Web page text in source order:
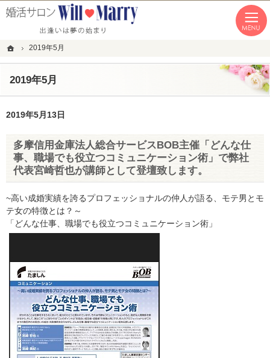
ホーム
2019年5月
2019年5月
「本気の婚活」を応援します。恵比寿・青山・湘南の結婚相談所なら私たちへ。
恵比寿・青山・湘南の婚活なら１年以内の成婚にこだわる結婚相談所WillMarry
2019年5月13日
多摩信用金庫法人総合サービスBOB主催「どんな仕
事、職場でも役立つコミュニケーション術」で弊社
代表宮崎哲也が講師として登壇致します。
~高い成婚実績を誇るプロフェッショナルの仲人が語る、モテ男とモ
テ女の特徴とは？～
「どんな仕事、職場でも役立つコミュニケーション術」